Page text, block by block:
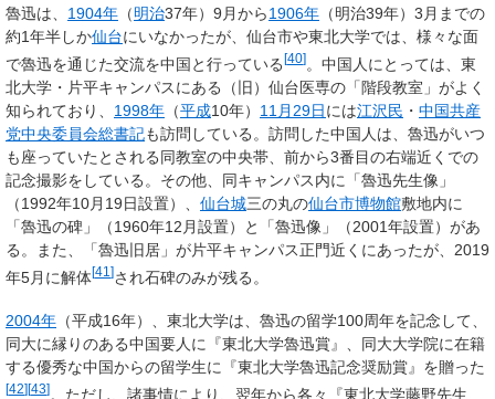
魯迅は、 1904年 （明治37年）9月から1906年 （明治39年）3月までの
約1年半しか仙台にいなかったが、仙台市や東北大学では、様々な面
で魯迅を通じた交流を中国と行っている[40]。中国人にとっては、東
北大学・片平キャンパスにある（旧）仙台医専の「階段教室」がよく
知られており、 1998年 （平成10年） 11月29日には江沢民 ・ 中国共産
党中央委員会総書記も訪問している。訪問した中国人は、魯迅がいつ
も座っていたとされる同教室の中央帯、前から3番目の右端近くでの
記念撮影をしている。その他、同キャンパス内に「魯迅先生像」
（1992年10月19日設置）、 仙台城三の丸の仙台市博物館敷地内に
「魯迅の碑」（1960年12月設置）と「魯迅像」（2001年設置）があ
る。また、「魯迅旧居」が片平キャンパス正門近くにあったが、2019
年5月に解体[41 ]され石碑のみが残る。
2004年 （平成16年）、東北大学は、魯迅の留学100周年を記念して、
同大に縁りのある中国要人に『東北大学魯迅賞』、同大大学院に在籍
する優秀な中国からの留学生に『東北大学魯迅記念奨励賞』を贈った
[42][43]。ただし、諸事情により、翌年から各々『東北大学藤野先生